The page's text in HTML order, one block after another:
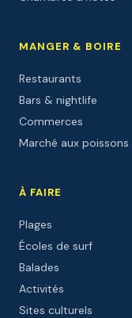
MANGER & BOIRE
Restaurants
Bars & nightlife
Commerces
Marché aux poissons
À FAIRE
Plages
Écoles de surf
Balades
Activités
Sites culturels